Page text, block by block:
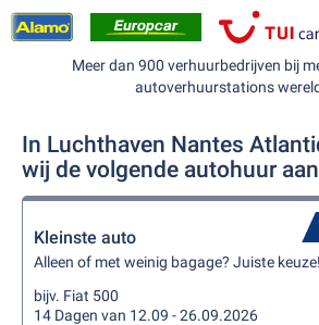
Meer dan 900 verhuurbedrijven bij
autoverhuurstations
In Luchthaven Nantes
wij de volgende autohuur
Kleinste auto
Alleen of met weinig bagage? Juiste keuze!
bijv. Fiat 500
14 Dagen van 12.09 - 26.09.2026